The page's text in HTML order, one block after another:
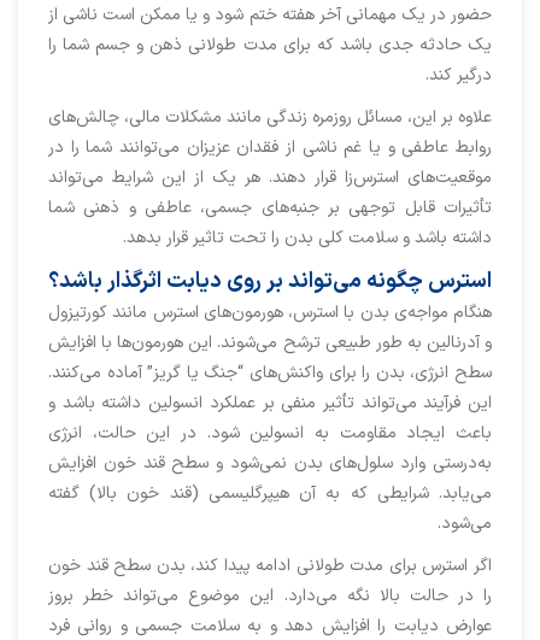
حضور در یک مهمانی آخر هفته ختم شود و یا ممکن است ناشی از
یک حادثه جدی باشد که برای مدت طولانی ذهن و جسم شما را
درگیر کند.
علاوه بر این، مسائل روزمره زندگی مانند مشکلات مالی، چالش‌های
روابط عاطفی و یا غم ناشی از فقدان عزیزان می‌توانند شما را در
موقعیت‌های استرس‌زا قرار دهند. هر یک از این شرایط می‌تواند
تأثیرات قابل توجهی بر جنبه‌های جسمی، عاطفی و ذهنی شما
داشته باشد و سلامت کلی بدن را تحت‌ تاثیر قرار بدهد.
استرس چگونه می‌تواند بر روی دیابت اثرگذار باشد؟
هنگام مواجه‌ی بدن با استرس، هورمون‌های استرس مانند کورتیزول
و آدرنالین به طور طبیعی ترشح می‌شوند. این هورمون‌ها با افزایش
سطح انرژی، بدن را برای واکنش‌های “جنگ یا گریز” آماده می‌کنند.
این فرآیند می‌تواند تأثیر منفی بر عملکرد انسولین داشته باشد و
باعث ایجاد مقاومت به انسولین شود. در این حالت، انرژی
به‌درستی وارد سلول‌های بدن نمی‌شود و سطح قند خون افزایش
می‌یابد. شرایطی که به آن هیپرگلیسمی (قند خون بالا) گفته
می‌شود.
اگر استرس برای مدت طولانی ادامه پیدا کند، بدن سطح قند خون
را در حالت بالا نگه می‌دارد. این موضوع می‌تواند خطر بروز
عوارض دیابت را افزایش دهد و به سلامت جسمی و روانی فرد